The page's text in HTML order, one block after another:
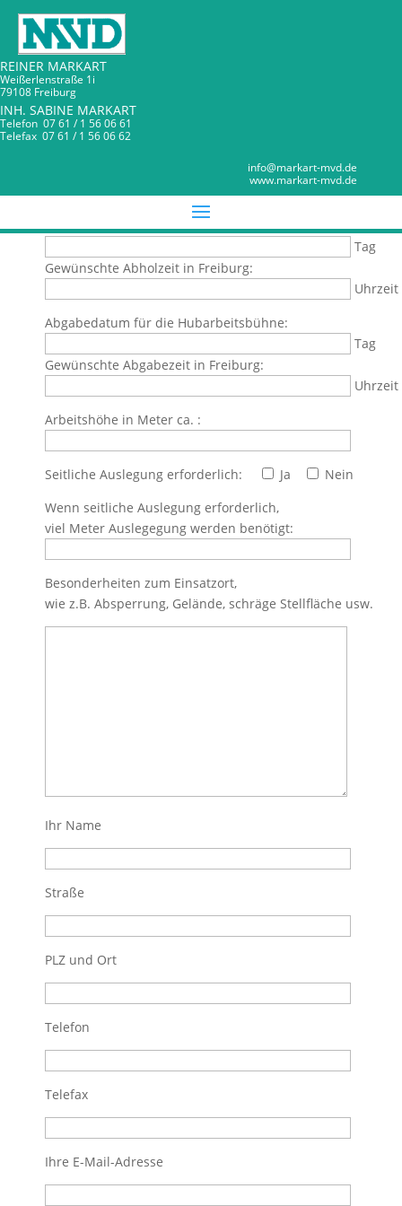
REINER MARKART
Weißerlenstraße 1i
79108 Freiburg
INH. SABINE MARKART
Telefon 07 61 / 1 56 06 61
Telefax 07 61 / 1 56 06 62
info@markart-mvd.de
www.markart-mvd.de
Anfrage-Hubarbeitsbühne HA 12 E
Bitte erfassen Sie hier die Detailangaben für Ihre Anfrage:
Anmietedatum für die Hubarbeitsbühne:
Tag
Gewünschte Abholzeit in Freiburg:
Uhrzeit
Abgabedatum für die Hubarbeitsbühne:
Tag
Gewünschte Abgabezeit in Freiburg:
Uhrzeit
Arbeitshöhe in Meter ca. :
Seitliche Auslegung erforderlich: Ja
Nein
Wenn seitliche Auslegung erforderlich,
viel Meter Auslegegung werden benötigt:
Besonderheiten zum Einsatzort,
wie z.B. Absperrung, Gelände, schräge Stellfläche usw.
Ihr Name
Straße
PLZ und Ort
Telefon
Telefax
Ihre E-Mail-Adresse